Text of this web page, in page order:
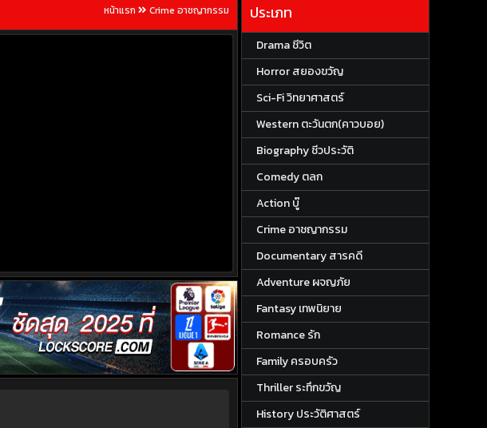
หน้าแรก Crime อาชญากรรม ประเภท
Drama ชีวิต
Horror สยองขวัญ
Sci-Fi วิทยาศาสตร์
Western ตะวันตก(คาวบอย)
Biography ชีวประวัติ
Comedy ตลก
Action บู๊
Crime อาชญากรรม
Documentary สารคดี
Adventure ผจญภัย
Fantasy เทพนิยาย
Romance รัก
Family ครอบครัว
Thriller ระทึกขวัญ
History ประวัติศาสตร์